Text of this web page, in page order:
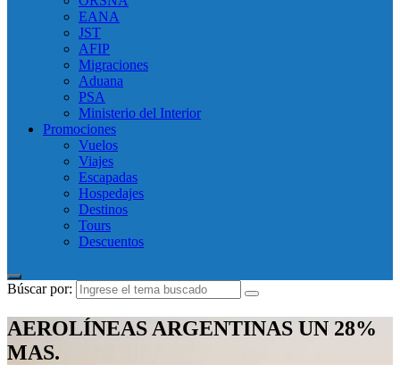
EANA
JST
AFIP
Migraciones
Aduana
PSA
Ministerio del Interior
Promociones
Vuelos
Viajes
Escapadas
Hospedajes
Destinos
Tours
Descuentos
Búscar por:
AEROLÍNEAS ARGENTINAS UN 28%
MAS.